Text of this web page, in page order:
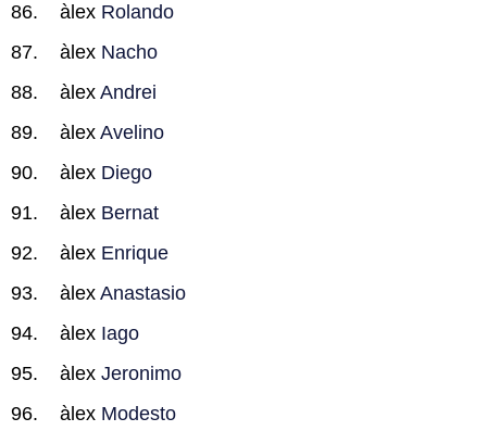
àlex Rolando
àlex Nacho
àlex Andrei
àlex Avelino
àlex Diego
àlex Bernat
àlex Enrique
àlex Anastasio
àlex Iago
àlex Jeronimo
àlex Modesto